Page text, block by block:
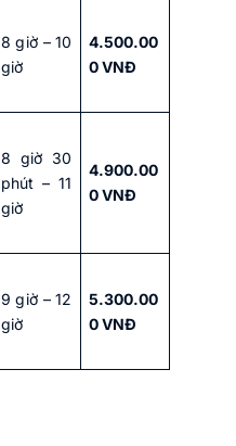
8 giờ – 10
giờ
4.500.00
0 VNĐ
8 giờ 30
phút – 11
giờ
4.900.00
0 VNĐ
9 giờ – 12
giờ
5.300.00
0 VNĐ